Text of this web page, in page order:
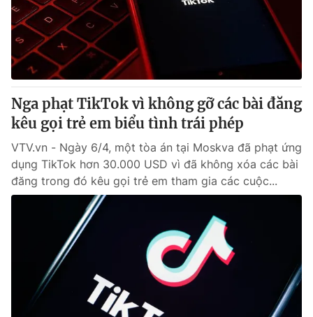
Nga phạt TikTok vì không gỡ các bài đăng
kêu gọi trẻ em biểu tình trái phép
VTV.vn - Ngày 6/4, một tòa án tại Moskva đã phạt ứng
dụng TikTok hơn 30.000 USD vì đã không xóa các bài
đăng trong đó kêu gọi trẻ em tham gia các cuộc...